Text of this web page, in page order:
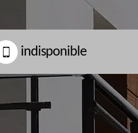
indisponible